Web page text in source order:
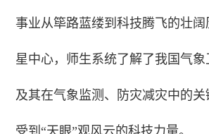
事业从筚路蓝缕到科技腾飞的壮
星中心，师生系统了解了我国气
及其在气象监测、防灾减灾中的